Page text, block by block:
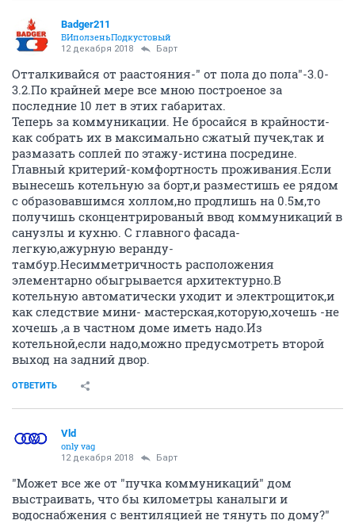
Badger211
ВИползеньПодкустовый
12 декабря 2018 Барт
Отталкивайся от раастояния-" от пола до пола"-3.0-
3.2.По крайней мере все мною построеное за
последние 10 лет в этих габаритах.
Теперь за коммуникации. Не бросайся в крайности-
как собрать их в максимально сжатый пучек,так и
размазать соплей по этажу-истина посредине.
Главный критерий-комфортность проживания.Если
вынесешь котельную за борт,и разместишь ее рядом
с образовавшимся холлом,но продлишь на 0.5м,то
получишь сконцентрированый ввод коммуникаций в
санузлы и кухню. С главного фасада-
легкую,ажурную веранду-
тамбур.Несимметричность расположения
элементарно обыгрывается архитектурно.В
котельную автоматически уходит и электрощиток,и
как следствие мини- мастерская,которую,хочешь -не
хочешь ,а в частном доме иметь надо.Из
котельной,если надо,можно предусмотреть второй
выход на задний двор.
ОТВЕТИТЬ
Vld
only vag
12 декабря 2018 Барт
"Может все же от "пучка коммуникаций" дом
выстраивать, что бы километры каналыги и
водоснабжения с вентиляцией не тянуть по дому?"